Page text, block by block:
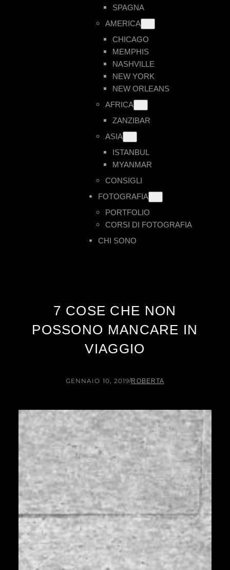
SPAGNA
AMERICA
CHICAGO
MEMPHIS
NASHVILLE
NEW YORK
NEW ORLEANS
AFRICA
ZANZIBAR
ASIA
ISTANBUL
MYANMAR
CONSIGLI
FOTOGRAFIA
PORTFOLIO
CORSI DI FOTOGRAFIA
CHI SONO
7 COSE CHE NON
POSSONO MANCARE IN
VIAGGIO
GENNAIO 10, 2019/ROBERTA